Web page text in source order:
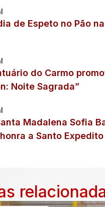
de Espeto no Pão
do Carmo
Noite Sagrada”
Madalena Sofia
a Santo Expedito